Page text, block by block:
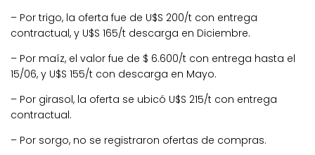
– Por trigo, la oferta fue de U$S 200/t con entrega
contractual, y U$S 165/t descarga en Diciembre.
– Por maíz, el valor fue de $ 6.600/t con entrega hasta el
15/06, y U$S 155/t con descarga en Mayo.
– Por girasol, la oferta se ubicó U$S 215/t con entrega
contractual.
– Por sorgo, no se registraron ofertas de compras.